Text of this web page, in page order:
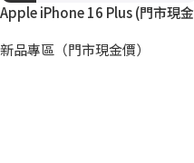
Apple iPhone 16 Plus (門市現金
新品專區（門市現金價）